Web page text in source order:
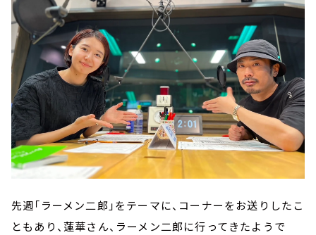
先週「ラーメン二郎」をテーマに、コーナーをお送りしたこ
ともあり、蓮華さん、ラーメン二郎に行ってきたようで